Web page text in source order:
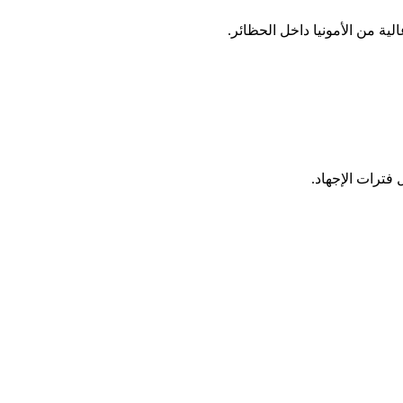
من الأمونيا داخل الحظائر.
الإجهاد.